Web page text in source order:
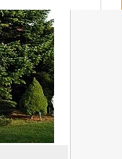
and other